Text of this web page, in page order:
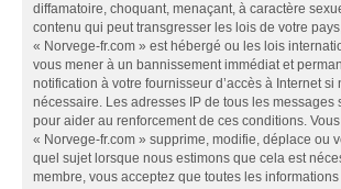
diffamatoire, choquant, menaçant, à caractère
contenu qui peut transgresser les lois de votre
« Norvege-fr.com » est hébergé ou les lois
vous mener à un bannissement immédiat et
notification à votre fournisseur d’accès à Internet
nécessaire. Les adresses IP de tous les messages
pour aider au renforcement de ces conditions.
« Norvege-fr.com » supprime, modifie, déplace ou
quel sujet lorsque nous estimons que cela est
membre, vous acceptez que toutes les